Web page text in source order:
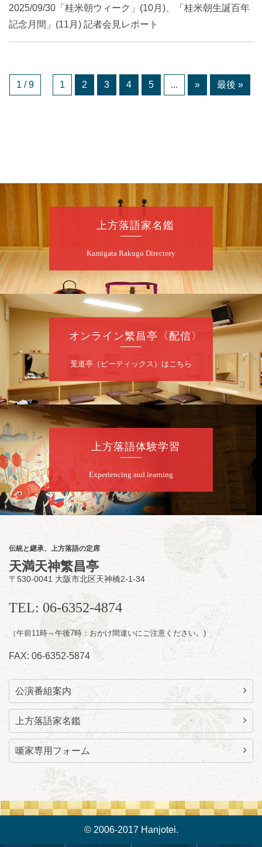
2025/09/30 「桂米朝ウィーク」(10月)、「桂米朝生誕百年
記念月間」(11月) 記者会見レポート
1 / 9 1 2 3 4 5 ... » 最後 »
上方落語家名鑑
Kamigata Rakugo Directory
オンライン繁昌亭〈配信〉
莵道亭（ピーティックス）はこちら
上方落語体験学習
Experiencing and learning
伝統と継承、上方落語の定席
天満天神繁昌亭
〒530-0041 大阪市北区天神橋2-1-34
TEL: 06-6352-4874
（午前11時～午後7時：おかけ間違いにご注意ください。)
FAX: 06-6352-5874
公演番組案内
上方落語家名鑑
噺家専用フォーム
© 2006-2017 Hanjotei.